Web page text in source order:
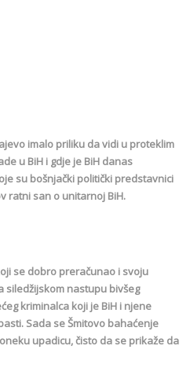
imalo priliku da vidi u proteklim
u BiH i gdje je BiH danas
su bošnjački politički predstavnici
ratni san o unitarnoj BiH.
se dobro preračunao i svoju
siledžijskom nastupu bivšeg
kriminalca koji je BiH i njene
Sada se Šmitovo bahaćenje
upadicu, čisto da se prikaže da